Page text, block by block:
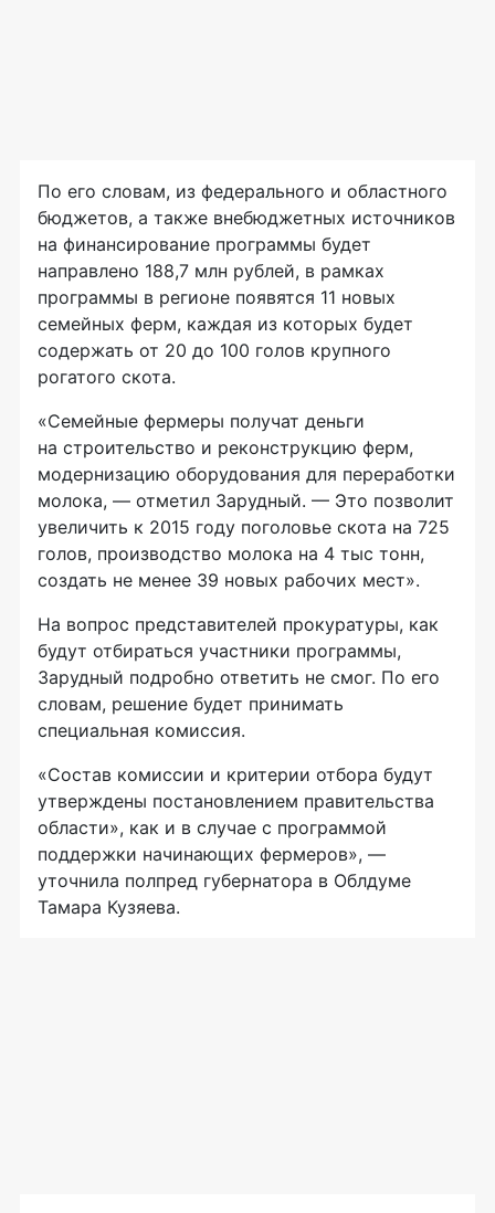
По его словам, из федерального и областного
бюджетов, а также внебюджетных источников
на финансирование программы будет
направлено 188,7 млн рублей, в рамках
программы в регионе появятся 11 новых
семейных ферм, каждая из которых будет
содержать от 20 до 100 голов крупного
рогатого скота.
«Семейные фермеры получат деньги
на строительство и реконструкцию ферм,
модернизацию оборудования для переработки
молока, — отметил Зарудный. — Это позволит
увеличить к 2015 году поголовье скота на 725
голов, производство молока на 4 тыс тонн,
создать не менее 39 новых рабочих мест».
На вопрос представителей прокуратуры, как
будут отбираться участники программы,
Зарудный подробно ответить не смог. По его
словам, решение будет принимать
специальная комиссия.
«Состав комиссии и критерии отбора будут
утверждены постановлением правительства
области», как и в случае с программой
поддержки начинающих фермеров», —
уточнила полпред губернатора в Облдуме
Тамара Кузяева.